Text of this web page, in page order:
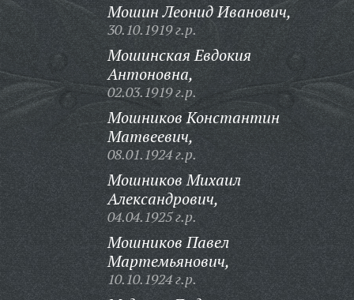
Мошин Леонид Иванович,
30.10.1919 г.р.
Мошинская Евдокия
Антоновна,
02.03.1919 г.р.
Мошников Константин
Матвеевич,
08.01.1924 г.р.
Мошников Михаил
Александрович,
04.04.1925 г.р.
Мошников Павел
Мартемьянович,
10.10.1924 г.р.